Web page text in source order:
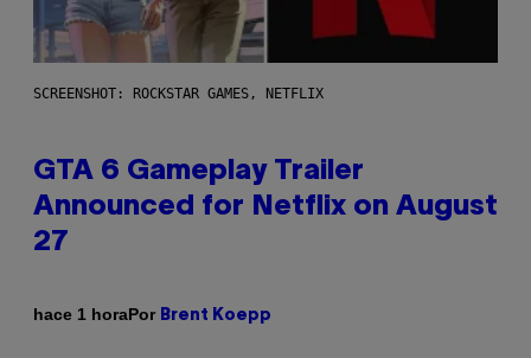
SCREENSHOT: ROCKSTAR GAMES, NETFLIX
GTA 6 Gameplay Trailer
Announced for Netflix on August
27
hace 1 horaPor Brent Koepp